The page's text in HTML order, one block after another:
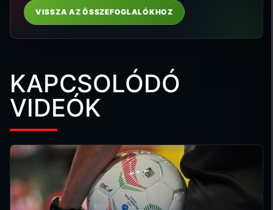
VISSZA AZ ÖSSZEFOGLALÓKHOZ
KAPCSOLÓDÓ
VIDEÓK